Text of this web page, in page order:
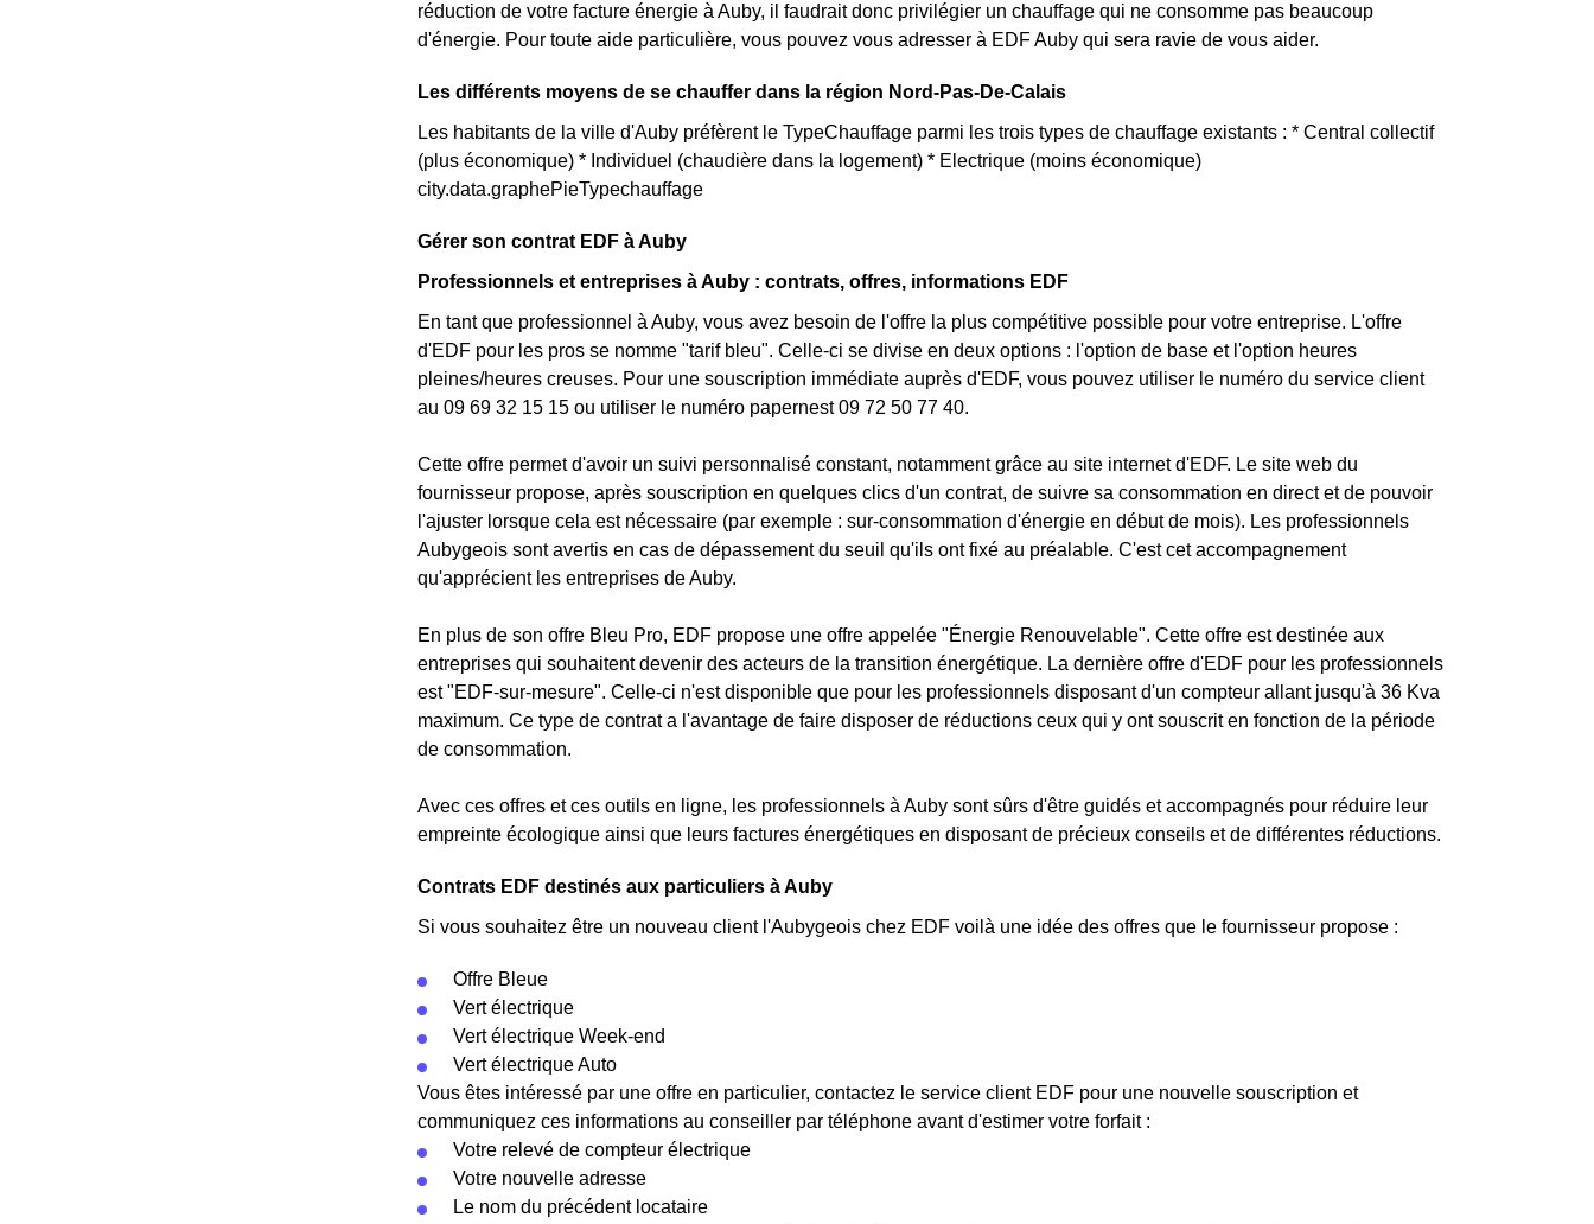
réduction de votre facture énergie à Auby, il faudrait donc privilégier un chauffage qui ne consomme pas beaucoup
d'énergie. Pour toute aide particulière, vous pouvez vous adresser à EDF Auby qui sera ravie de vous aider.
Les différents moyens de se chauffer dans la région Nord-Pas-De-Calais
Les habitants de la ville d'Auby préfèrent le TypeChauffage parmi les trois types de chauffage existants : * Central collectif
(plus économique) * Individuel (chaudière dans la logement) * Electrique (moins économique)
city.data.graphePieTypechauffage
Gérer son contrat EDF à Auby
Professionnels et entreprises à Auby : contrats, offres, informations EDF
En tant que professionnel à Auby, vous avez besoin de l'offre la plus compétitive possible pour votre entreprise. L'offre
d'EDF pour les pros se nomme "tarif bleu". Celle-ci se divise en deux options : l'option de base et l'option heures
pleines/heures creuses. Pour une souscription immédiate auprès d'EDF, vous pouvez utiliser le numéro du service client
au 09 69 32 15 15 ou utiliser le numéro papernest 09 72 50 77 40.
Cette offre permet d'avoir un suivi personnalisé constant, notamment grâce au site internet d'EDF. Le site web du
fournisseur propose, après souscription en quelques clics d'un contrat, de suivre sa consommation en direct et de pouvoir
l'ajuster lorsque cela est nécessaire (par exemple : sur-consommation d'énergie en début de mois). Les professionnels
Aubygeois sont avertis en cas de dépassement du seuil qu'ils ont fixé au préalable. C'est cet accompagnement
qu'apprécient les entreprises de Auby.
En plus de son offre Bleu Pro, EDF propose une offre appelée "Énergie Renouvelable". Cette offre est destinée aux
entreprises qui souhaitent devenir des acteurs de la transition énergétique. La dernière offre d'EDF pour les professionnels
est "EDF-sur-mesure". Celle-ci n'est disponible que pour les professionnels disposant d'un compteur allant jusqu'à 36 Kva
maximum. Ce type de contrat a l'avantage de faire disposer de réductions ceux qui y ont souscrit en fonction de la période
de consommation.
Avec ces offres et ces outils en ligne, les professionnels à Auby sont sûrs d'être guidés et accompagnés pour réduire leur
empreinte écologique ainsi que leurs factures énergétiques en disposant de précieux conseils et de différentes réductions.
Contrats EDF destinés aux particuliers à Auby
Si vous souhaitez être un nouveau client l'Aubygeois chez EDF voilà une idée des offres que le fournisseur propose :
Offre Bleue
Vert électrique
Vert électrique Week-end
Vert électrique Auto
Vous êtes intéressé par une offre en particulier, contactez le service client EDF pour une nouvelle souscription et
communiquez ces informations au conseiller par téléphone avant d'estimer votre forfait :
Votre relevé de compteur électrique
Votre nouvelle adresse
Le nom du précédent locataire